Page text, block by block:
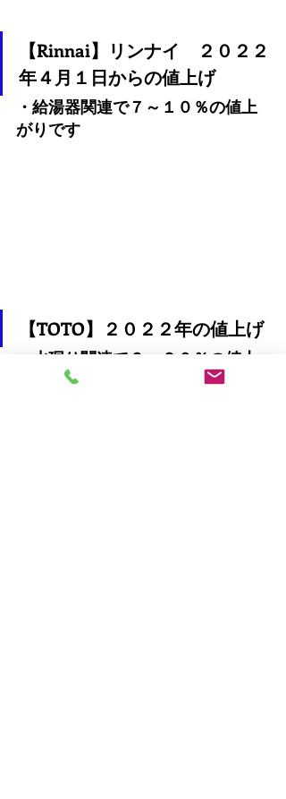
【Rinnai】リンナイ　２０２２
年４月１日からの値上げ
・給湯器関連で７～１０％の値上
がりです
【TOTO】２０２２年の値上げ
・水廻り関連で ２～２０％ の値上
がりです